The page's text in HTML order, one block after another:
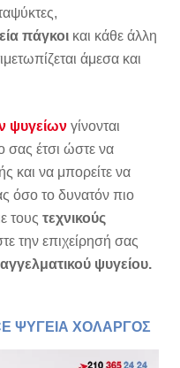
πάγκοι και κάθε άλλη
άμεσα και
ψυγείων γίνονται
σας έτσι ώστε να
και να μπορείτε να
όσο το δυνατόν πιο
τους τεχνικούς
την επιχείρησή σας
ψυγείου.
ΨΥΓΕΙΑ ΧΟΛΑΡΓΟΣ